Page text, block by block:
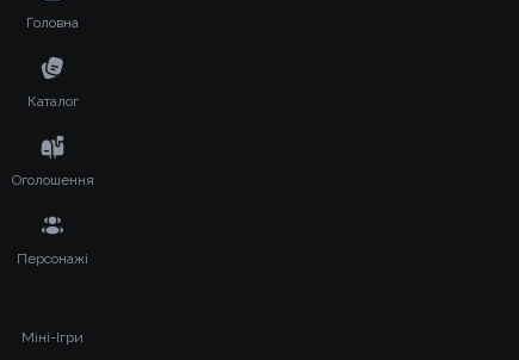
Головна
Каталог
Оголошення
Персонажі
Міні-Ігри